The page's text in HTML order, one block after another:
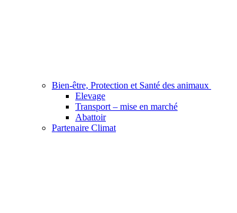
Bien-être, Protection et Santé des animaux
Elevage
Transport – mise en marché
Abattoir
Partenaire Climat